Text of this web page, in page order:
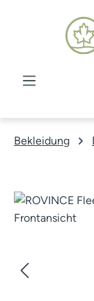
Zum Hauptinhalt
Bekleidung
Bildergalerie